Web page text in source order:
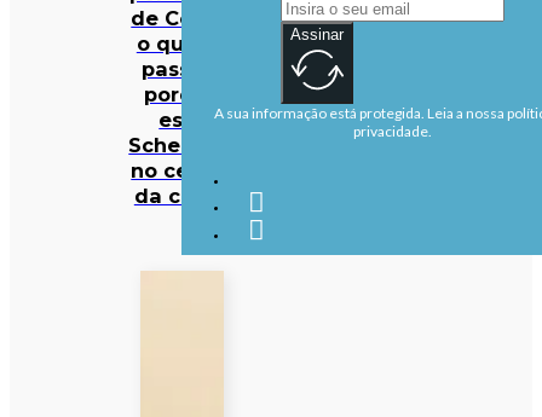
de Ceuta:
o que se
passa e
porque
está
Schengen
no centro
da crise?
Assinar
A sua informação está protegida. Leia a nossa
privacidade.